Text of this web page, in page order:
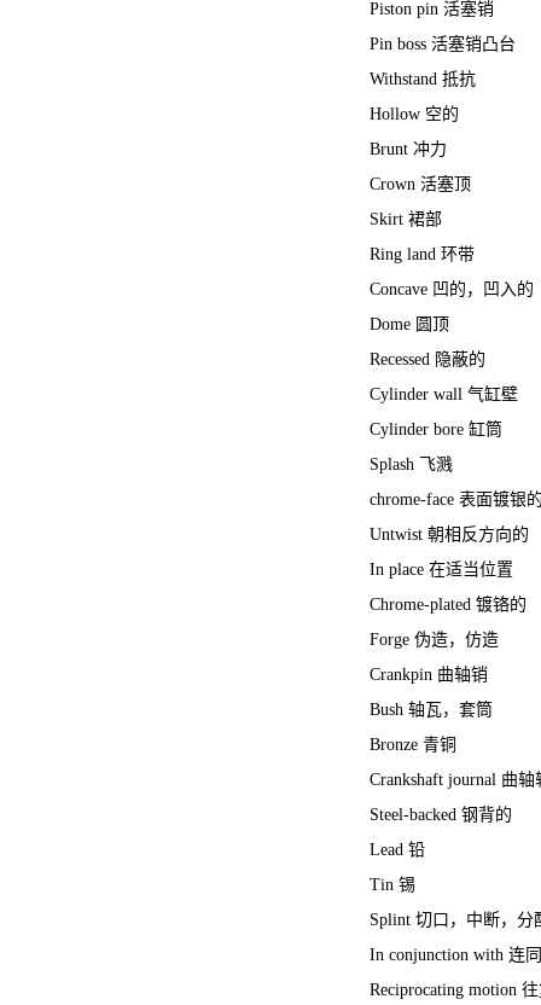
Piston pin 活塞销
Pin boss 活塞销凸台
Withstand 抵抗
Hollow 空的
Brunt 冲力
Crown 活塞顶
Skirt 裙部
Ring land 环带
Concave 凹的，凹入的
Dome 圆顶
Recessed 隐蔽的
Cylinder wall 气缸壁
Cylinder bore 缸筒
Splash 飞溅
chrome-face 表面镀银
Untwist 朝相反方向的
In place 在适当位置
Chrome-plated 镀铬的
Forge 伪造，仿造
Crankpin 曲轴销
Bush 轴瓦，套筒
Bronze 青铜
Crankshaft journal 曲轴
Steel-backed 钢背的
Lead 铅
Tin 锡
Splint 切口，中断，分
In conjunction with 连同
Reciprocating motion